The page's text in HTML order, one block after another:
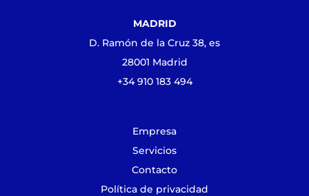
MADRID
D. Ramón de la Cruz 38, es
28001 Madrid
+34 910 183 494
Empresa
Servicios
Contacto
Política de privacidad